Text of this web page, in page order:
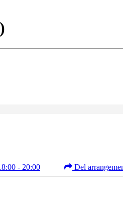
- 20:00 Del